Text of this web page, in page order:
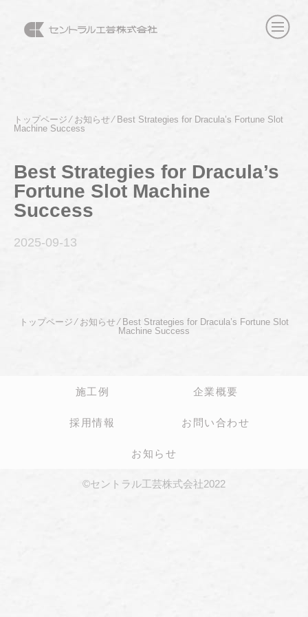
トップページ⁄ お知らせ⁄ Best Strategies for Dracula’s Fortune Slot
Machine Success
Best Strategies for Dracula’s
Fortune Slot Machine
Success
2025-09-13
トップページ ⁄ お知らせ⁄ Best Strategies for Dracula’s Fortune Slot
Machine Success
施工例 企業概要
採用情報 お問い合わせ
お知らせ
©セントラル工芸株式会社2022